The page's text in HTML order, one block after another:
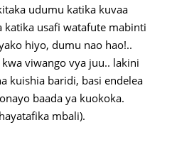
udumu katika kuvaa
katika usafi watafute mabinti
hiyo, dumu nao hao!..
viwango vya juu.. lakini
kuishia baridi, basi endelea
baada ya kuokoka.
mbali).